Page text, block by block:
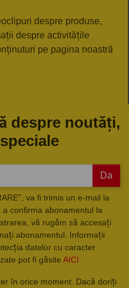
despre produse,
despre activitățile
pe pagina noastră
despre noutăți,
Da
va fi trimis un e-mail la
confirma abonamentul la
vă rugăm să accesați
abonamentul. Informații
datelor cu caracter
pot fi găsite AICI
în orice moment. Dacă doriți